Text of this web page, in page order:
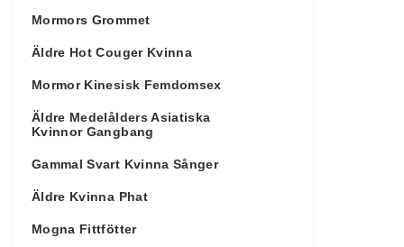
Mormors Grommet
Äldre Hot Couger Kvinna
Mormor Kinesisk Femdomsex
Äldre Medelålders Asiatiska
Kvinnor Gangbang
Gammal Svart Kvinna Sånger
Äldre Kvinna Phat
Mogna Fittfötter